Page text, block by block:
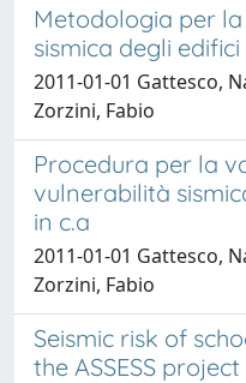
Metodologia per
sismica degli
2011-01-01 Gattesco,
Zorzini, Fabio
Procedura per la
vulnerabilità
in c.a
2011-01-01 Gattesco,
Zorzini, Fabio
Seismic risk of
the ASSESS project